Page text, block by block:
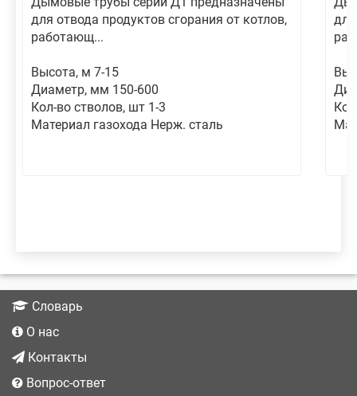
для отвода продуктов сгорания от котлов,
работающ...
Высота, м 7-15
Диаметр, мм 150-600
Кол-во стволов, шт 1-3
Материал газохода Нерж. сталь
Словарь
О нас
Контакты
Вопрос-ответ